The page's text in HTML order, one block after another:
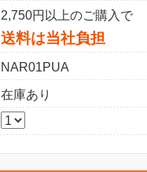
2,750円以上のご購入で
送料は当社負担
NAR01PUA
在庫あり